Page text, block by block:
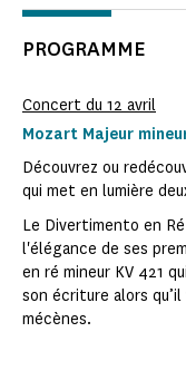
PROGRAMME
Concert du 12 avril
Mozart Majeur
Découvrez ou
qui met en lumière
Le Divertimento en
l'élégance de ses
en ré mineur KV 421
son écriture alors
mécènes.